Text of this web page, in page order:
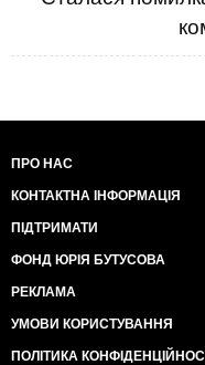
ПРО НАС
КОНТАКТНА ІНФОРМАЦІЯ
ПІДТРИМАТИ
ФОНД ЮРІЯ БУТУСОВА
РЕКЛАМА
УМОВИ КОРИСТУВАННЯ
ПОЛІТИКА